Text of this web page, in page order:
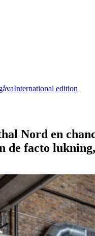
International edition
Nord en
de facto